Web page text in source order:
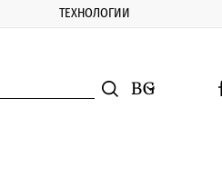
ТЕХНОЛОГИИ
Смяна на